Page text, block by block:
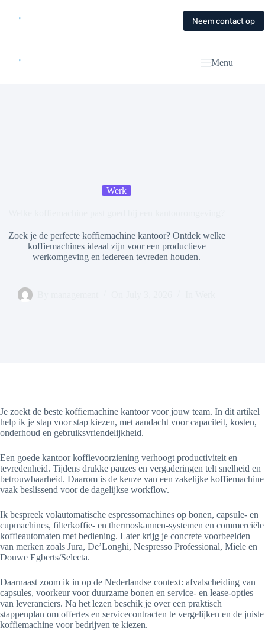
Contact
Neem contact op
Menu
Werk
Zoek je de perfecte koffiemachine kantoor? Ontdek welke
koffiemachines ideaal zijn voor een productieve
werkomgeving en iedereen tevreden houden.
Je zoekt de beste koffiemachine kantoor voor jouw team. In dit artikel
help ik je stap voor stap kiezen, met aandacht voor capaciteit, kosten,
onderhoud en gebruiksvriendelijkheid.
Een goede kantoor koffievoorziening verhoogt productiviteit en
tevredenheid. Tijdens drukke pauzes en vergaderingen telt snelheid en
betrouwbaarheid. Daarom is de keuze van een zakelijke koffiemachine
vaak beslissend voor de dagelijkse workflow.
Ik bespreek volautomatische espressomachines op bonen, capsule- en
cupmachines, filterkoffie- en thermoskannen-systemen en commerciële
koffieautomaten met bediening. Later krijg je concrete voorbeelden
van merken zoals Jura, De’Longhi, Nespresso Professional, Miele en
Douwe Egberts/Selecta.
Daarnaast zoom ik in op de Nederlandse context: afvalscheiding van
capsules, voorkeur voor duurzame bonen en service- en lease-opties
van leveranciers. Na het lezen beschik je over een praktisch
stappenplan om offertes en servicecontracten te vergelijken en de juiste
koffiemachine voor bedrijven te kiezen.